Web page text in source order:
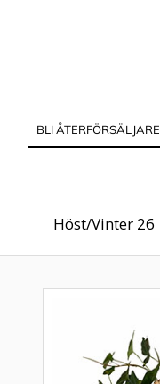
BLI ÅTERFÖRSÄLJARE
Höst/Vinter 26